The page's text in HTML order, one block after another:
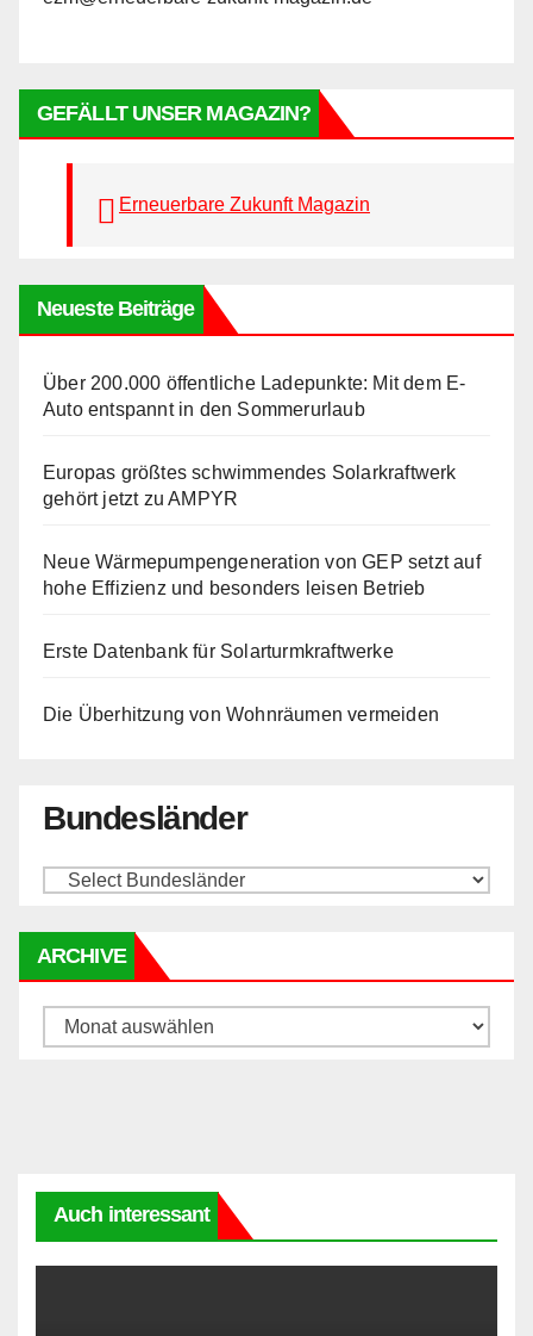
GEFÄLLT UNSER MAGAZIN?
Erneuerbare Zukunft Magazin
Neueste Beiträge
Über 200.000 öffentliche Ladepunkte: Mit dem E-
Auto entspannt in den Sommerurlaub
Europas größtes schwimmendes Solarkraftwerk
gehört jetzt zu AMPYR
Neue Wärmepumpengeneration von GEP setzt auf
hohe Effizienz und besonders leisen Betrieb
Erste Datenbank für Solarturmkraftwerke
Die Überhitzung von Wohnräumen vermeiden
Bundesländer
ARCHIVE
Archive
Auch interessant